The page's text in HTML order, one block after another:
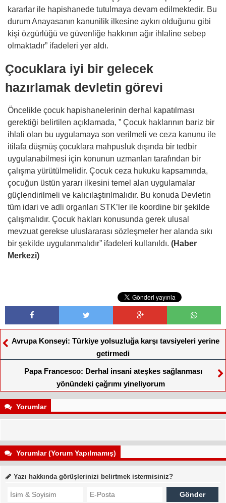
kararlar ile hapishanede tutulmaya devam edilmektedir. Bu
durum Anayasanın kanunilik ilkesine aykırı olduğunu gibi
kişi özgürlüğü ve güvenliğe hakkının ağır ihlaline sebep
olmaktadır” ifadeleri yer aldı.
Çocuklara iyi bir gelecek
hazırlamak devletin görevi
Öncelikle çocuk hapishanelerinin derhal kapatılması
gerektiği belirtilen açıklamada, ” Çocuk haklarının bariz bir
ihlali olan bu uygulamaya son verilmeli ve ceza kanunu ile
itilafa düşmüş çocuklara mahpusluk dışında bir tedbir
uygulanabilmesi için konunun uzmanları tarafından bir
çalışma yürütülmelidir. Çocuk ceza hukuku kapsamında,
çocuğun üstün yararı ilkesini temel alan uygulamalar
güçlendirilmeli ve kalıcılaştırılmalıdır. Bu konuda Devletin
tüm idari ve adli organları STK’ler ile koordine bir şekilde
çalışmalıdır. Çocuk hakları konusunda gerek ulusal
mevzuat gerekse uluslararası sözleşmeler her alanda sıkı
bir şekilde uygulanmalıdır” ifadeleri kullanıldı. (Haber
Merkezi)
Avrupa Konseyi: Türkiye yolsuzluğa karşı tavsiyeleri yerine
getirmedi
Papa Francesco: Derhal insani ateşkes sağlanması
yönündeki çağrımı yineliyorum
Yorumlar
Yorumlar (Yorum Yapılmamış)
Yazı hakkında görüşlerinizi belirtmek istermisiniz?